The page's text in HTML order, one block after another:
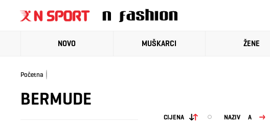
NOVO MUŠKARCI ŽENE
Početna
BERMUDE
CIJENA NAZIV A